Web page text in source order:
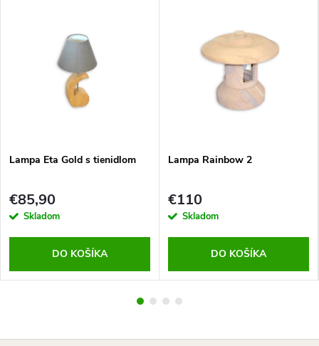
Lampa Eta Gold s tienidlom
€85,90
Skladom
DO KOŠÍKA
Lampa Rainbow 2
€110
Skladom
DO KOŠÍKA